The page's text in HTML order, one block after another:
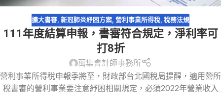
擴大書審, 新冠肺炎紓困方案, 營利事業所得稅, 稅務法規
111年度結算申報，書審符合規定，淨利率可
打8折
萬集會計師事務所
營利事業所得稅申報季將至，財政部台北國稅局提醒，適用營所
稅書審的營利事業要注意紓困相關規定，必須2022年營業收入